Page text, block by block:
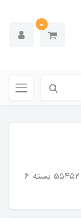
0
فنجان پاشاباغچه مدل تایملس Timeless کد 55452 بسته 6